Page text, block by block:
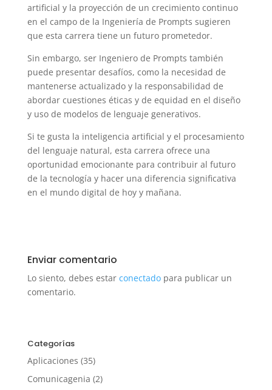
artificial y la proyección de un crecimiento continuo
en el campo de la Ingeniería de Prompts sugieren
que esta carrera tiene un futuro prometedor.
Sin embargo, ser Ingeniero de Prompts también
puede presentar desafíos, como la necesidad de
mantenerse actualizado y la responsabilidad de
abordar cuestiones éticas y de equidad en el diseño
y uso de modelos de lenguaje generativos.
Si te gusta la inteligencia artificial y el procesamiento
del lenguaje natural, esta carrera ofrece una
oportunidad emocionante para contribuir al futuro
de la tecnología y hacer una diferencia significativa
en el mundo digital de hoy y mañana.
Enviar comentario
Lo siento, debes estar conectadopara publicar un
comentario.
Categorías
Aplicaciones (35)
Comunicagenia (2)